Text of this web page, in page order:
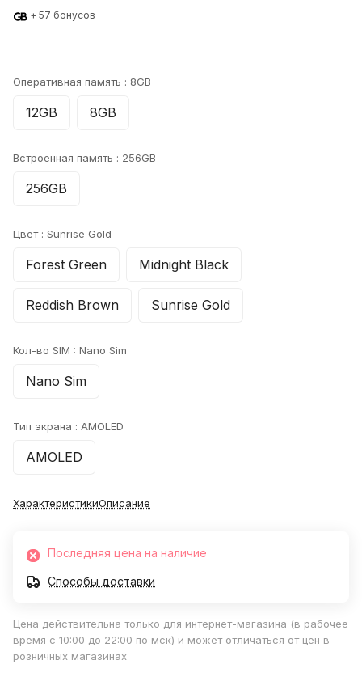
+ 57 бонусов
Оперативная память : 8GB
12GB 8GB
Встроенная память : 256GB
256GB
Цвет : Sunrise Gold
Forest Green Midnight Black
Reddish Brown Sunrise Gold
Кол-во SIM : Nano Sim
Nano Sim
Тип экрана : AMOLED
AMOLED
ХарактеристикиОписание
Последняя цена на наличие
Способы доставки
Цена действительна только для интернет-магазина (в рабочее
время с 10:00 до 22:00 по мск) и может отличаться от цен в
розничных магазинах